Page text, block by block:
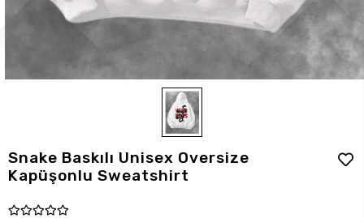
Snake Baskılı Unisex Oversize
Kapüşonlu Sweatshirt